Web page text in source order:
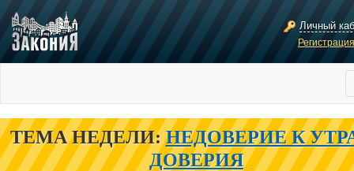
Личный
ТЕМА НЕДЕЛИ: НЕДОВЕРИЕ К
ДОВЕРИЯ